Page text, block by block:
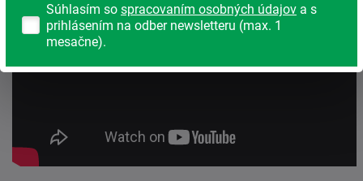
Súhlasím so spracovaním osobných údajov a s
prihlásením na odber newsletteru (max. 1
mesačne).